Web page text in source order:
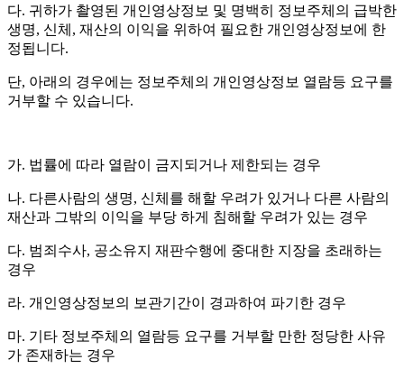
다. 귀하가 촬영된 개인영상정보 및 명백히 정보주체의 급박한
생명, 신체 , 재산의 이익을 위하여 필요한 개인영상정보에 한
정됩니다.
단, 아래의 경우에는 정보주체의 개인영상정보 열람등 요구를
거부할 수 있습니다.
가. 법률에 따라 열람이 금지되거나 제한되는 경우
나. 다른사람의 생명, 신체를 해할 우려가 있거나 다른 사람의
재산과 그밖의 이익을 부당 하게 침해할 우려가 있는 경우
다. 범죄수사, 공소유지 재판수행에 중대한 지장을 초래하는
경우
라. 개인영상정보의 보관기간이 경과하여 파기한 경우
마. 기타 정보주체의 열람등 요구를 거부할 만한 정당한 사유
가 존재하는 경우